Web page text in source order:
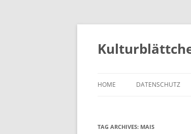
HOME DATENSCHUTZ
TAG ARCHIVES: MAIS